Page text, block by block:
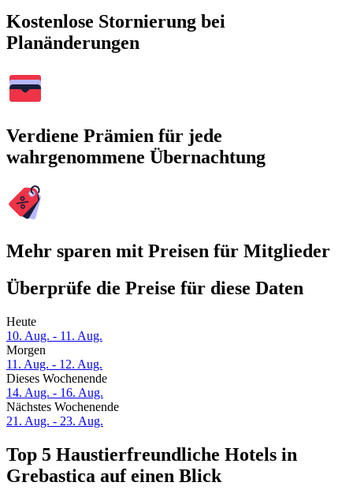
Kostenlose Stornierung bei
Planänderungen
Verdiene Prämien für jede
wahrgenommene Übernachtung
Mehr sparen mit Preisen für Mitglieder
Überprüfe die Preise für diese Daten
Heute
10. Aug. - 11. Aug.
Morgen
11. Aug. - 12. Aug.
Dieses Wochenende
14. Aug. - 16. Aug.
Nächstes Wochenende
21. Aug. - 23. Aug.
Top 5 Haustierfreundliche Hotels in
Grebastica auf einen Blick